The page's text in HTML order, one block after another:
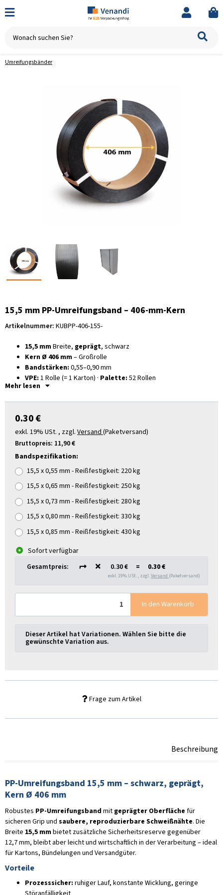
Umreifungsbänder
15,5 mm PP-Umreifungsband – 406-mm-Kern
Artikelnummer: KUBPP-406-155-
15,5 mmBreite, geprägt, schwarz
Kern Ø 406 mm– Großrolle
Bandstärken: 0,55–0,90 mm
VPE: 1 Rolle (= 1 Karton) · Palette: 52 Rollen
Für Handspanner, Akku-Geräte & Umreifungsmaschinen
Mehr lesen
Bandspezifikation:
15,5 x 0,55 mm - Reißfestigkeit: 220 kg
15,5 x 0,65 mm - Reißfestigkeit: 250 kg
15,5 x 0,73 mm - Reißfestigkeit: 280 kg
15,5 x 0,80 mm - Reißfestigkeit: 330 kg
15,5 x 0,85 mm - Reißfestigkeit: 430 kg
Sofort verfügbar
Gesamtpreis:
0.30 € = 0.30 €
exkl. 19% USt. , zzgl.Versand (Paketversand)
In den Warenkorb
x
Dieser Artikel hat Variationen. Wählen Sie bitte die
gewünschte Variation aus.
0.30 €
exkl. 19% USt. , zzgl. Versand (Paketversand)
Bruttopreis: 11,90 €
Frage zum Artikel
Beschreibung
PP-Umreifungsband 15,5 mm – schwarz, geprägt,
Kern Ø 406 mm
Robustes PP-Umreifungsband mit geprägter Oberfläche für
sicheren Grip und saubere, reproduzierbare Schweißnähte. Die
Breite 15,5 mmbietet zusätzliche Sicherheitsreserve gegenüber
12,7 mm, bleibt aber leicht und wirtschaftlich in der Verarbeitung – ideal
für Kartons, Bündelungen und Versandgüter.
Vorteile
Prozesssicher: ruhiger Lauf, konstante Wicklung, geringe